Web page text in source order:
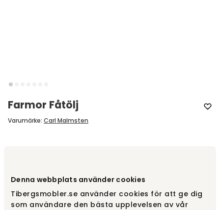
Denna webbplats använder cookies
Tibergsmobler.se använder cookies för att ge dig
som användare den bästa upplevelsen av vår
Farmor Fåtölj
Varumärke: Carl Malmsten
Gör dina val
Rekommenderade tillval